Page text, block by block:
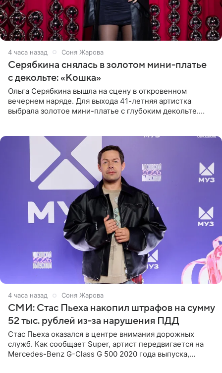
4 часа назад Соня Жарова
Серябкина снялась в золотом мини-платье
с декольте: «Кошка»
Ольга Серябкина вышла на сцену в откровенном
вечернем наряде. Для выхода 41-летняя артистка
выбрала золотое мини-платье с глубоким декольте.
4 часа назад Соня Жарова
СМИ: Стас Пьеха накопил штрафов на сумму
52 тыс. рублей из-за нарушения ПДД
Стас Пьеха оказался в центре внимания дорожных
служб. Как сообщает Super, артист передвигается на
Mercedes-Benz G-Class G 500 2020 года выпуска,